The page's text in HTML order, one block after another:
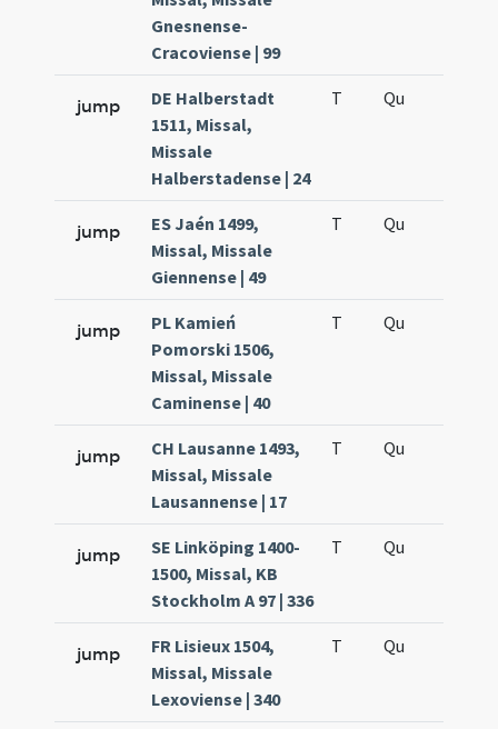
Gnesnense-
Cracoviense | 99
jump
DE Halberstadt
1511, Missal,
Missale
Halberstadense | 24
T Qu
jump
ES Jaén 1499,
Missal, Missale
Giennense | 49
T Qu
jump
PL Kamień
Pomorski 1506,
Missal, Missale
Caminense | 40
T Qu
jump
CH Lausanne 1493,
Missal, Missale
Lausannense | 17
T Qu
jump
SE Linköping 1400-
1500, Missal, KB
Stockholm A 97 | 336
T Qu
jump
FR Lisieux 1504,
Missal, Missale
Lexoviense | 340
T Qu